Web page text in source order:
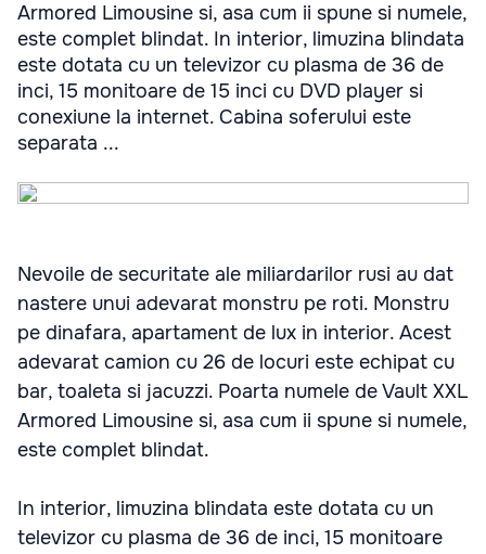
Armored Limousine si, asa cum ii spune si numele,
este complet blindat. In interior, limuzina blindata
este dotata cu un televizor cu plasma de 36 de
inci, 15 monitoare de 15 inci cu DVD player si
conexiune la internet. Cabina soferului este
separata ...
Nevoile de securitate ale miliardarilor rusi au dat
nastere unui adevarat monstru pe roti. Monstru
pe dinafara, apartament de lux in interior. Acest
adevarat camion cu 26 de locuri este echipat cu
bar, toaleta si jacuzzi. Poarta numele de Vault XXL
Armored Limousine si, asa cum ii spune si numele,
este complet blindat.
In interior, limuzina blindata este dotata cu un
televizor cu plasma de 36 de inci, 15 monitoare